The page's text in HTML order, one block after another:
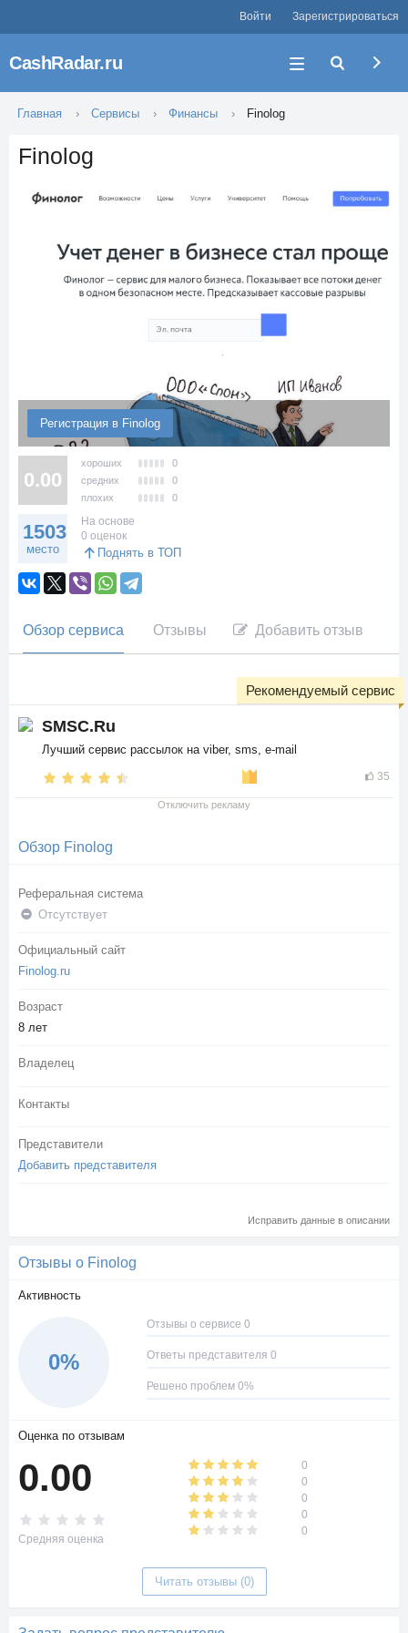
Войти Зарегистрироваться
CashRadar.ru
Главная Сервисы Финансы Finolog
Finolog
Регистрация в Finolog
0.00
хороших
0
средних
0
плохих
0
1503
место
На основе
0 оценок
Поднять в ТОП
Обзор сервиса Отзывы Добавить отзыв
SMSC.Ru
Лучший сервис рассылок на viber, sms, e-mail
35
Рекомендуемый сервис
Отключить рекламу
Обзор Finolog
Реферальная система
Отсутствует
Официальный сайт
Finolog.ru
Возраст
8 лет
Владелец
Контакты
Представители
Добавить представителя
Исправить данные в описании
Отзывы о Finolog
Активность
0%
Отзывы о сервисе 0
Ответы представителя 0
Решено проблем 0%
Оценка по отзывам
0.00
Средняя оценка
0
0
0
0
0
Читать отзывы (0)